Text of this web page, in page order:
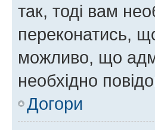
так, тоді вам
переконатись,
можливо, що
необхідно
Догори